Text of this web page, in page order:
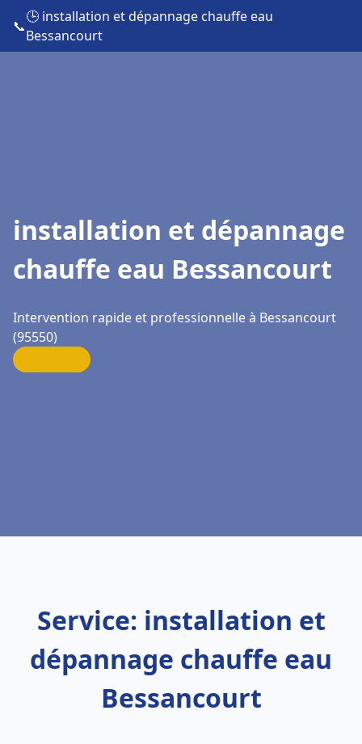
📞
🕒 installation et dépannage chauffe eau
Bessancourt
installation et dépannage
chauffe eau Bessancourt
Intervention rapide et professionnelle à Bessancourt
(95550)
Service: installation et
dépannage chauffe eau
Bessancourt